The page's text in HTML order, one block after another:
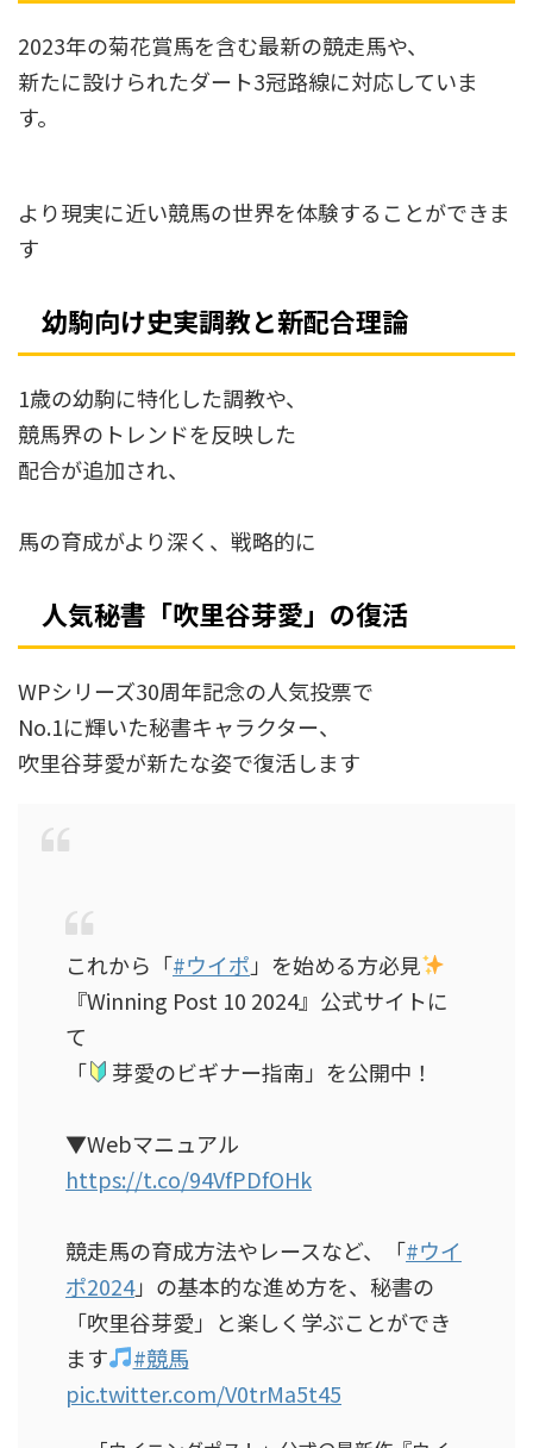
2023年の菊花賞馬を含む最新の競走馬や、
新たに設けられたダート3冠路線に対応していま
す。
より現実に近い競馬の世界を体験することができま
す
幼駒向け史実調教と新配合理論
1歳の幼駒に特化した調教や、
競馬界のトレンドを反映した
配合が追加され、
馬の育成がより深く、戦略的に
人気秘書「吹里谷芽愛」の復活
WPシリーズ30周年記念の人気投票で
No.1に輝いた秘書キャラクター、
吹里谷芽愛が新たな姿で復活します
これから「#ウイポ 」を始める方必見
『Winning Post 10 2024』公式サイトに
て
「
芽愛のビギナー指南」を公開中！
▼Webマニュアル
https://t.co/94VfPDfOHk
競走馬の育成方法やレースなど、「#ウイ
ポ2024」の基本的な進め方を、秘書の
「吹里谷芽愛」と楽しく学ぶことができ
ます
#競馬
pic.twitter.com/V0trMa5t45